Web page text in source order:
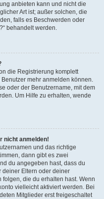
anbieten kann und nicht die
Art ist; außer solchen, die
falls es Beschwerden oder
behandelt werden.
die Registrierung komplett
mehr anmelden können.
oder der Benutzername, mit dem
Um Hilfe zu erhalten, wende
nicht anmelden!
und das richtige
dann gibt es zwei
du angegeben hast, dass du
deiner Eltern oder deiner
die du erhalten hast. Wenn
vielleicht aktiviert werden. Bei
Mitglieder erst freigeschaltet